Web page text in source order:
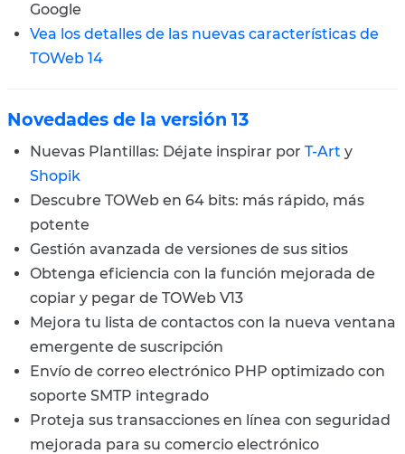
Google
Vea los detalles de las nuevas características de
TOWeb 14
Novedades de la versión 13
Nuevas Plantillas: Déjate inspirar por T-Art y
Shopik
Descubre TOWeb en 64 bits: más rápido, más
potente
Gestión avanzada de versiones de sus sitios
Obtenga eficiencia con la función mejorada de
copiar y pegar de TOWeb V13
Mejora tu lista de contactos con la nueva ventana
emergente de suscripción
Envío de correo electrónico PHP optimizado con
soporte SMTP integrado
Proteja sus transacciones en línea con seguridad
mejorada para su comercio electrónico